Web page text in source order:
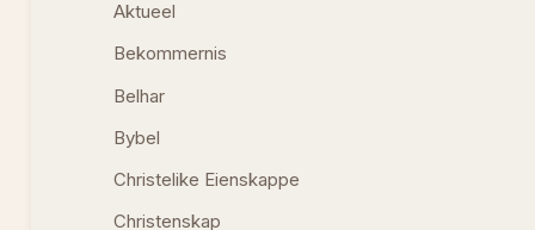
Aktueel
Bekommernis
Belhar
Bybel
Christelike Eienskappe
Christenskap